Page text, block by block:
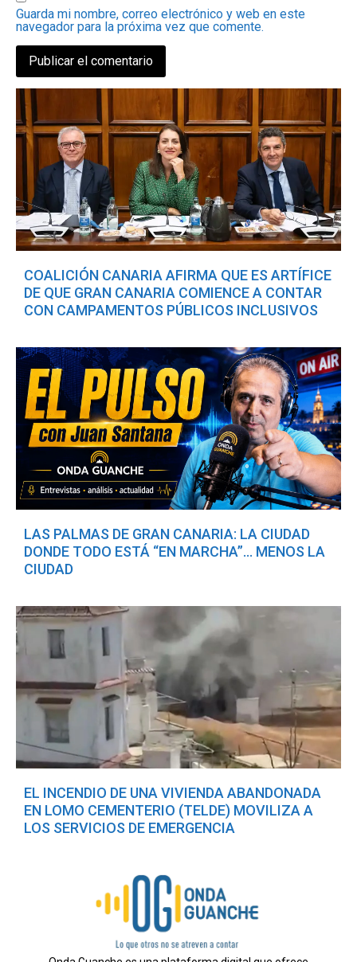
Guarda mi nombre, correo electrónico y web en este
navegador para la próxima vez que comente.
COALICIÓN CANARIA AFIRMA QUE ES ARTÍFICE
DE QUE GRAN CANARIA COMIENCE A CONTAR
CON CAMPAMENTOS PÚBLICOS INCLUSIVOS
LAS PALMAS DE GRAN CANARIA: LA CIUDAD
DONDE TODO ESTÁ “EN MARCHA”… MENOS LA
CIUDAD
EL INCENDIO DE UNA VIVIENDA ABANDONADA
EN LOMO CEMENTERIO (TELDE) MOVILIZA A
LOS SERVICIOS DE EMERGENCIA